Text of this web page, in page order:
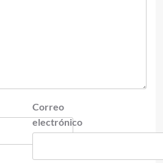
Correo
electrónico